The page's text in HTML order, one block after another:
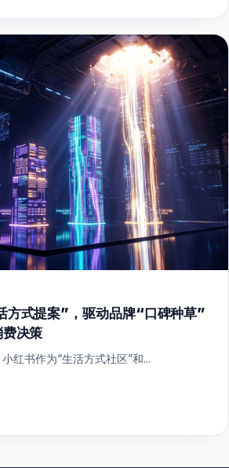
方式提案”，驱动品牌“口碑种草”
决策
红书作为“生活方式社区”和...